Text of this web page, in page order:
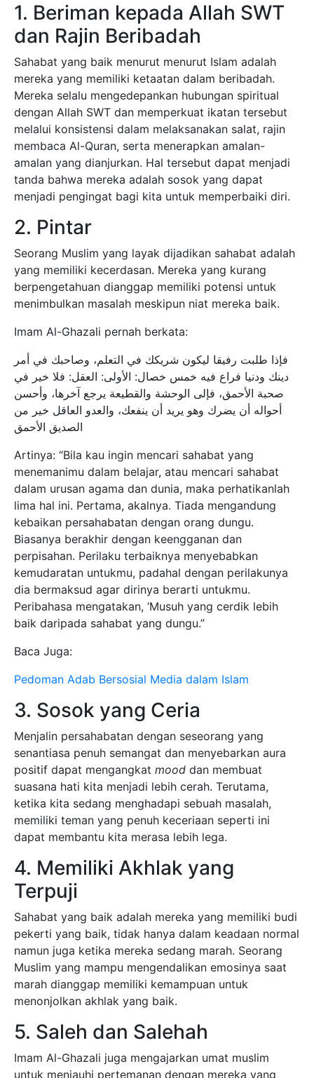
1. Beriman kepada Allah SWT
dan Rajin Beribadah
Sahabat yang baik menurut menurut Islam adalah
mereka yang memiliki ketaatan dalam beribadah.
Mereka selalu mengedepankan hubungan spiritual
dengan Allah SWT dan memperkuat ikatan tersebut
melalui konsistensi dalam melaksanakan salat, rajin
membaca Al-Quran, serta menerapkan amalan-
amalan yang dianjurkan. Hal tersebut dapat menjadi
tanda bahwa mereka adalah sosok yang dapat
menjadi pengingat bagi kita untuk memperbaiki diri.
2. Pintar
Seorang Muslim yang layak dijadikan sahabat adalah
yang memiliki kecerdasan. Mereka yang kurang
berpengetahuan dianggap memiliki potensi untuk
menimbulkan masalah meskipun niat mereka baik.
Imam Al-Ghazali pernah berkata:
فإذا طلبت رفيقا ليكون شريكك في التعلم، وصاحبك في أمر
دينك ودنيا فراع فيه خمس خصال: الأولى: العقل: فلا خير في
صحبة الأحمق، فإلى الوحشة والقطيعة يرجع آخرها، وأحسن
أحواله أن يضرك وهو يريد أن ينفعك، والعدو العاقل خير من
الصديق الأحمق
Artinya: “Bila kau ingin mencari sahabat yang
menemanimu dalam belajar, atau mencari sahabat
dalam urusan agama dan dunia, maka perhatikanlah
lima hal ini. Pertama, akalnya. Tiada mengandung
kebaikan persahabatan dengan orang dungu.
Biasanya berakhir dengan keengganan dan
perpisahan. Perilaku terbaiknya menyebabkan
kemudaratan untukmu, padahal dengan perilakunya
dia bermaksud agar dirinya berarti untukmu.
Peribahasa mengatakan, ‘Musuh yang cerdik lebih
baik daripada sahabat yang dungu.”
Baca Juga:
Pedoman Adab Bersosial Media dalam Islam
3. Sosok yang Ceria
Menjalin persahabatan dengan seseorang yang
senantiasa penuh semangat dan menyebarkan aura
positif dapat mengangkat mood dan membuat
suasana hati kita menjadi lebih cerah. Terutama,
ketika kita sedang menghadapi sebuah masalah,
memiliki teman yang penuh keceriaan seperti ini
dapat membantu kita merasa lebih lega.
4. Memiliki Akhlak yang
Terpuji
Sahabat yang baik adalah mereka yang memiliki budi
pekerti yang baik, tidak hanya dalam keadaan normal
namun juga ketika mereka sedang marah. Seorang
Muslim yang mampu mengendalikan emosinya saat
marah dianggap memiliki kemampuan untuk
menonjolkan akhlak yang baik.
5. Saleh dan Salehah
Imam Al-Ghazali juga mengajarkan umat muslim
untuk menjauhi pertemanan dengan mereka yang